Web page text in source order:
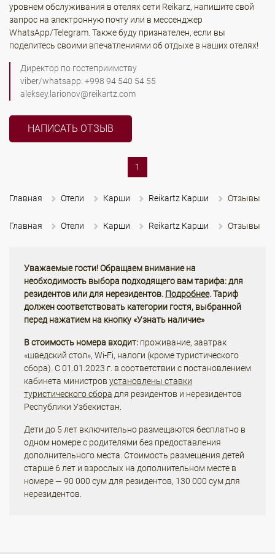
уровнем обслуживания в отелях сети Reikarz, напишите свой
запрос на электронную почту или в мессенджер
WhatsApp/Telegram. Также буду признателен, если вы
поделитесь своими впечатлениями об отдыхе в наших отелях!
Директор по гостеприимству
viber/whatsapp: +998 94 540 54 55
aleksey.larionov@reikartz.com
НАПИСАТЬ ОТЗЫВ
1
Главная Отели Карши Reikartz Карши Отзывы
Главная Отели Карши Reikartz Карши Отзывы
Уважаемые гости! Обращаем внимание на
необходимость выбора подходящего вам тарифа: для
резидентов или для нерезидентов. Подробнее. Тариф
должен соответствовать категории гостя, выбранной
перед нажатием на кнопку «Узнать наличие»
В стоимость номера входит: проживание, завтрак
«шведский стол», Wi-Fi, налоги (кроме туристического
сбора). С 01.01.2023 г. в соответствии с постановлением
кабинета министров установлены ставки
туристического сбора для резидентов и нерезидентов
Республики Узбекистан.
Дети до 5 лет включительно размещаются бесплатно в
одном номере с родителями без предоставления
дополнительного места. Стоимость размещения детей
старше 6 лет и взрослых на дополнительном месте в
номере — 90 000 сум для резидентов, 130 000 сум для
нерезидентов.